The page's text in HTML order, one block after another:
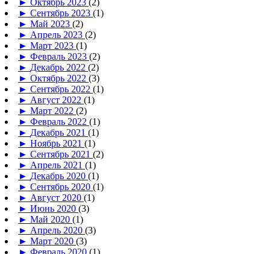
► Октябрь 2023 (2)
► Сентябрь 2023 (1)
► Май 2023 (2)
► Апрель 2023 (2)
► Март 2023 (1)
► Февраль 2023 (2)
► Декабрь 2022 (2)
► Октябрь 2022 (3)
► Сентябрь 2022 (1)
► Август 2022 (1)
► Март 2022 (2)
► Февраль 2022 (1)
► Декабрь 2021 (1)
► Ноябрь 2021 (1)
► Сентябрь 2021 (2)
► Апрель 2021 (1)
► Декабрь 2020 (1)
► Сентябрь 2020 (1)
► Август 2020 (1)
► Июнь 2020 (3)
► Май 2020 (1)
► Апрель 2020 (3)
► Март 2020 (3)